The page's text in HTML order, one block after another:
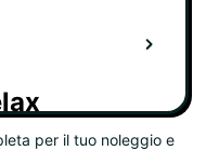
per il tuo noleggio e